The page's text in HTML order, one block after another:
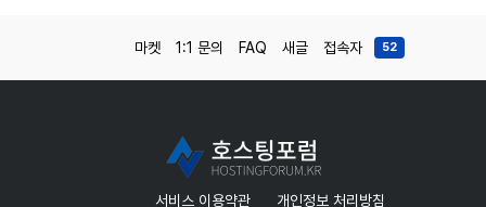
마켓 1:1 문의 FAQ 새글 접속자 52
서비스 이용약관 개인정보 처리방침